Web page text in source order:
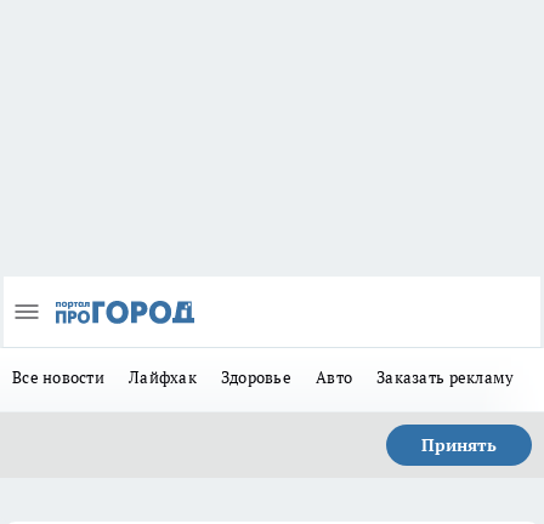
Все новости Лайфхак Здоровье Авто Заказать рекламу
Принять